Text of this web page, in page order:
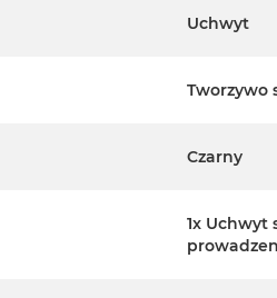
Everyday Case lub
w przypadku
Uchwyt
Tworzywo
Czarny
1x Uchwyt